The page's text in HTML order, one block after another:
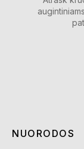
NUORODOS